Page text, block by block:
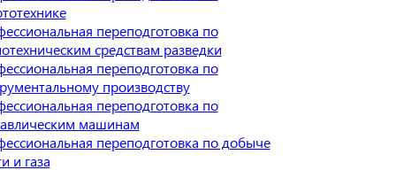
переподготовка по
средствам разведки
переподготовка по
производству
переподготовка по
машинам
переподготовка по добыче
и газа